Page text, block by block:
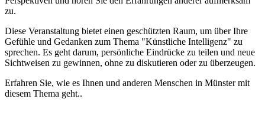
zu.
Diese Veranstaltung bietet einen geschützten Raum, um über Ihre
Gefühle und Gedanken zum Thema "Künstliche Intelligenz" zu
sprechen. Es geht darum, persönliche Eindrücke zu teilen und neue
Sichtweisen zu gewinnen, ohne zu diskutieren oder zu überzeugen.
Erfahren Sie, wie es Ihnen und anderen Menschen in Münster mit
diesem Thema geht..